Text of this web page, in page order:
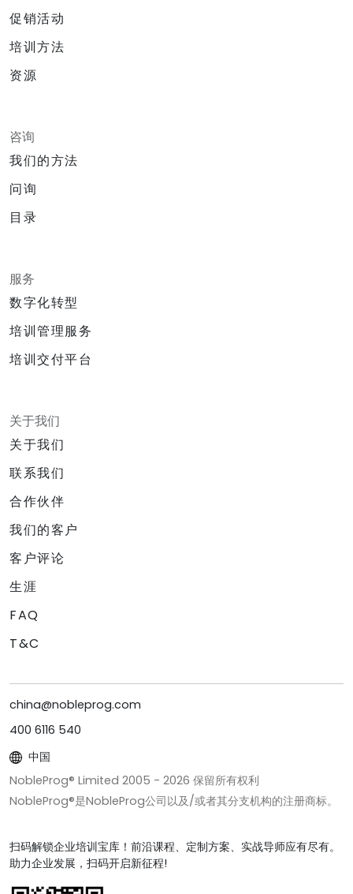
促销活动
培训方法
资源
咨询
我们的方法
问询
目录
服务
数字化转型
培训管理服务
培训交付平台
关于我们
关于我们
联系我们
合作伙伴
我们的客户
客户评论
生涯
FAQ
T&C
china@nobleprog.com
400 6116 540
中国
NobleProg® Limited 2005 - 2026 保留所有权利
NobleProg®是NobleProg公司以及/或者其分支机构的注册商标。
扫码解锁企业培训宝库！前沿课程、定制方案、实战导师应有尽有。
助力企业发展，扫码开启新征程!